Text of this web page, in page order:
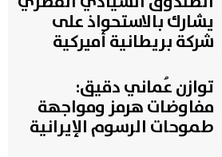
يشارك بالاستحواذ على
شركة بريطانية أميركية
توازن عُماني دقيق:
مفاوضات هرمز ومواجهة
طموحات الرسوم الإيرانية